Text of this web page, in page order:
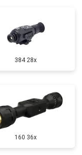
384 28x
160 36x